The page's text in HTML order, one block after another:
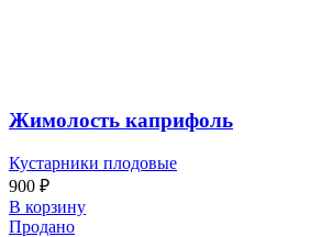
Жимолость каприфоль
Кустарники плодовые
900 ₽
В корзину
Продано